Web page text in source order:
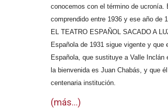
conocemos con el término de ucronía.
comprendido entre 1936 y ese año de
EL TEATRO ESPAÑOL SACADO A
Española de 1931 sigue vigente y
Española, que sustituye a Valle
la bienvenida es Juan Chabás, y que
centenaria institución.
(más…)